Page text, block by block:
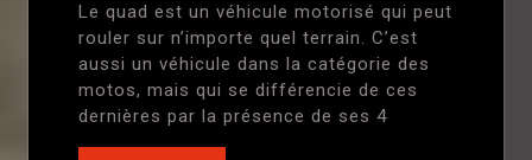
Le quad est un véhicule motorisé qui peut
rouler sur n’importe quel terrain. C’est
aussi un véhicule dans la catégorie des
motos, mais qui se différencie de ces
dernières par la présence de ses 4